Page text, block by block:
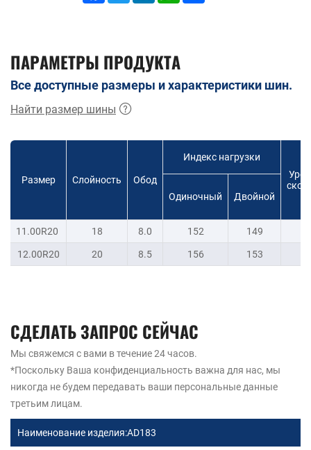
ПАРАМЕТРЫ ПРОДУКТА
Все доступные размеры и характеристики шин.
Найти размер шины
Размер Слойность Обод
Индекс нагрузки
Одиночный
Двойной
11.00R20 18 8.0 152 149
12.00R20
20 8.5 156 153
СДЕЛАТЬ ЗАПРОС СЕЙЧАС
Мы свяжемся с вами в течение 24 часов.
*Поскольку Ваша конфиденциальность важна для нас, мы
никогда не будем передавать ваши персональные данные
третьим лицам.